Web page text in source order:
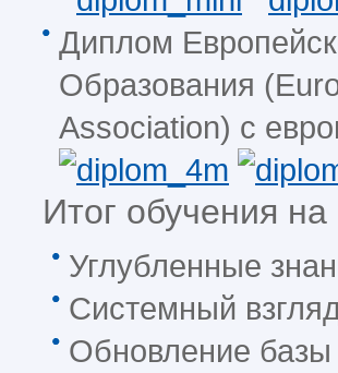
Диплом
Образования
Association) с
Итог обучения
Углубленные
Системный
Обновление базы